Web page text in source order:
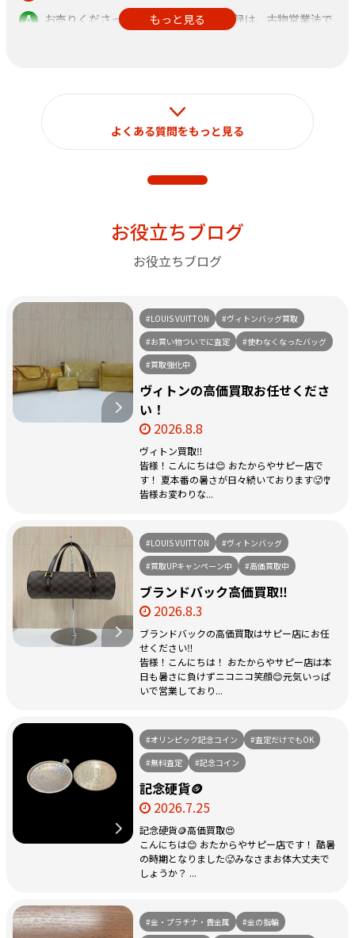
お売りくださった方の身分証明書の記録は、古物営業法で
定められておりますのでご了承ください。
もっと見る
よくある質問をもっと見る
お役立ちブログ
お役立ちブログ
#LOUIS VUITTON
#ヴィトンバッグ買取
#お買い物ついでに査定
#使わなくなったバッグ
#買取強化中
ヴィトンの高価買取お任せくださ
い！
2026.8.8
ヴィトン買取‼️
皆様！こんにちは😊 おたからやサピー店で
す！ 夏本番の暑さが日々続いております🥵🎐
皆様お変わりな...
#LOUIS VUITTON
#ヴィトンバッグ
#買取UPキャンペーン中
#高価買取中
ブランドバック高価買取‼️
2026.8.3
ブランドバックの高価買取はサピー店にお任
せください‼️
皆様！こんにちは！ おたからやサピー店は本
日も暑さに負けずニコニコ笑顔😊元気いっぱ
いで営業しており...
#オリンピック記念コイン
#査定だけでもOK
#無料査定
#記念コイン
記念硬貨🪙
2026.7.25
記念硬貨🪙高価買取😍
こんにちは😊 おたからやサピー店です！ 酷暑
の時期となりました🥵みなさまお体大丈夫で
しょうか？ ...
#金・プラチナ・貴金属
#金の指輪